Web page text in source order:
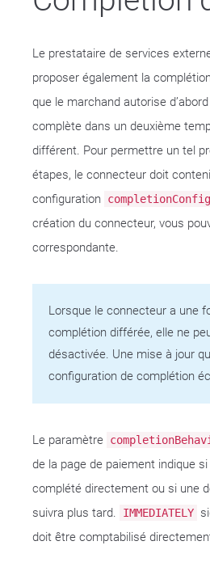
Le prestataire de services
proposer également la
que le marchand autorise
complète dans un deuxième
différent. Pour permettre un tel
étapes, le connecteur doit
configuration
création du connecteur, vous
correspondante.
Lorsque le connecteur a une
complétion différée, elle ne
désactivée. Une mise à jour
configuration de complétion
Le paramètre
de la page de paiement indique
complété directement ou si une
suivra plus tard.
IMMEDIATELY
doit être comptabilisé